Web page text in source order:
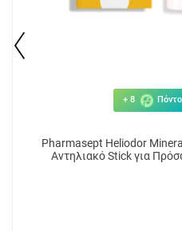
+ 8
Pharmasept Heliodor
Αντηλιακό Stick για